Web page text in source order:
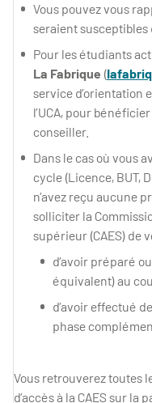
Vous pouvez vous
seraient
Pour les étudiants
La Fabrique (
service d’orientation
l’UCA, pour
conseiller.
Dans le cas où vous
cycle (Licence, BUT,
n’avez reçu aucune
solliciter la
supérieur (CAES) de
d’avoir préparé
équivalent) au
d’avoir effectué
phase
Vous retrouverez toutes
d’accès à la CAES sur la